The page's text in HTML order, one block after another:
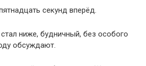
секунд вперёд.
ниже, будничный, без особого
обсуждают.